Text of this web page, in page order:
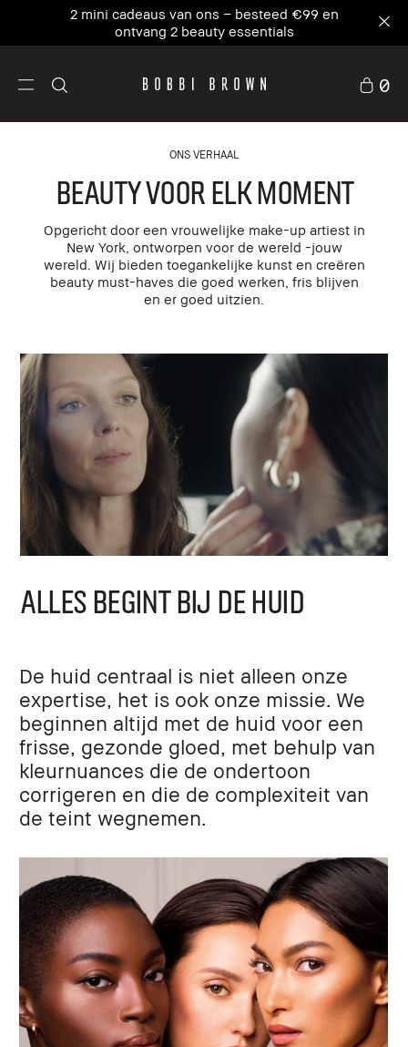
Ons #1 icoon, waar skincare en primer
samenkomen. NIEUW Vitamin Enriched Face
Base+
0